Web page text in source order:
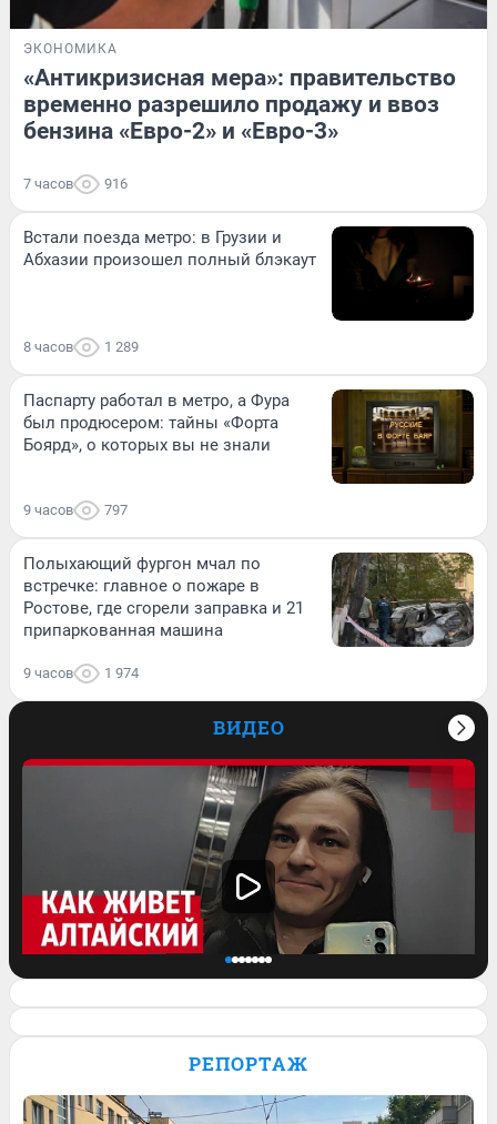
ЭКОНОМИКА
«Антикризисная мера»: правительство
временно разрешило продажу и ввоз
бензина «Евро-2» и «Евро-3»
7 часов 916
Встали поезда метро: в Грузии и
Абхазии произошел полный блэкаут
8 часов 1 289
Паспарту работал в метро, а Фура
был продюсером: тайны «Форта
Боярд», о которых вы не знали
9 часов 797
Полыхающий фургон мчал по
встречке: главное о пожаре в
Ростове, где сгорели заправка и 21
припаркованная машина
9 часов 1 974
ВИДЕО
бизнес: жизнь алтайского Маугли после
РЕПОРТАЖ